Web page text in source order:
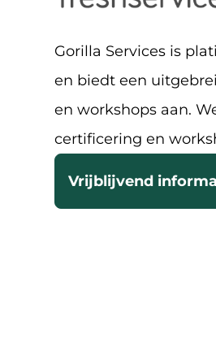
Gorilla Services is
en biedt een
en workshops aan.
certificering en
Vrijblijvend